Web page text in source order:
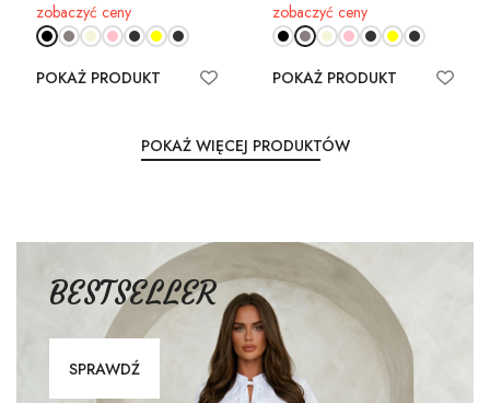
zobaczyć ceny
POKAŻ PRODUKT
zobaczyć ceny
POKAŻ PRODUKT
POKAŻ WIĘCEJ PRODUKTÓW
BESTSELLER
SPRAWDŹ